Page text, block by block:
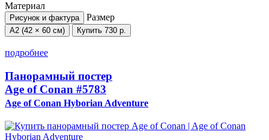
Материал
Рисунок и фактура Размер
А2 (42 × 60 см) Купить 730 р.
подробнее
Панорамный постер
Age of Conan #5783
Age of Conan Hyborian Adventure